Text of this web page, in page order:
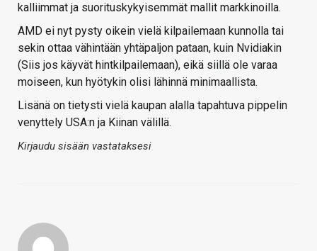
kalliimmat ja suorituskykyisemmät mallit markkinoilla.
AMD ei nyt pysty oikein vielä kilpailemaan kunnolla tai
sekin ottaa vähintään yhtäpaljon pataan, kuin Nvidiakin
(Siis jos käyvät hintkilpailemaan), eikä siillä ole varaa
moiseen, kun hyötykin olisi lähinnä minimaallista.
Lisänä on tietysti vielä kaupan alalla tapahtuva pippelin
venyttely USA:n ja Kiinan välillä.
Kirjaudu sisään vastataksesi